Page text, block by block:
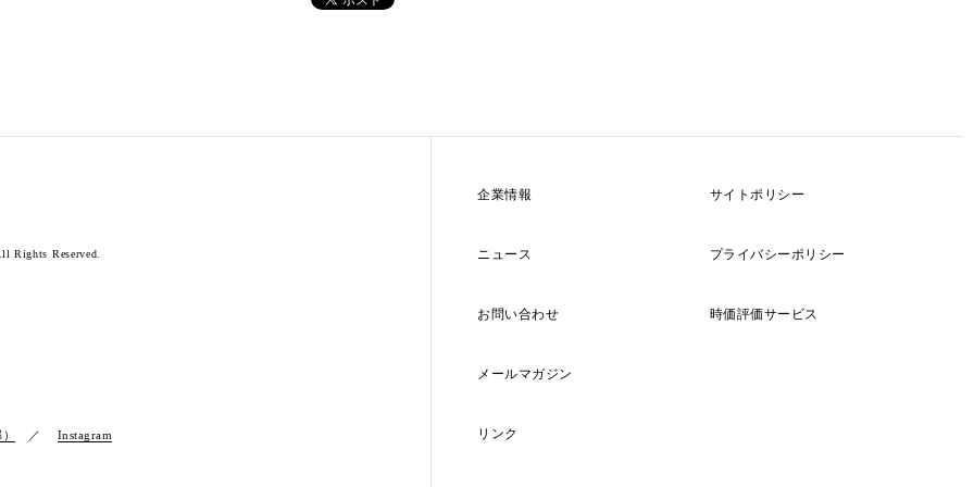
企業情報
ニュース
お問い合わせ
メールマガジン
リンク
サイトポリシー
プライバシーポリシー
時価評価サービス
Rights Reserved.
Instagram